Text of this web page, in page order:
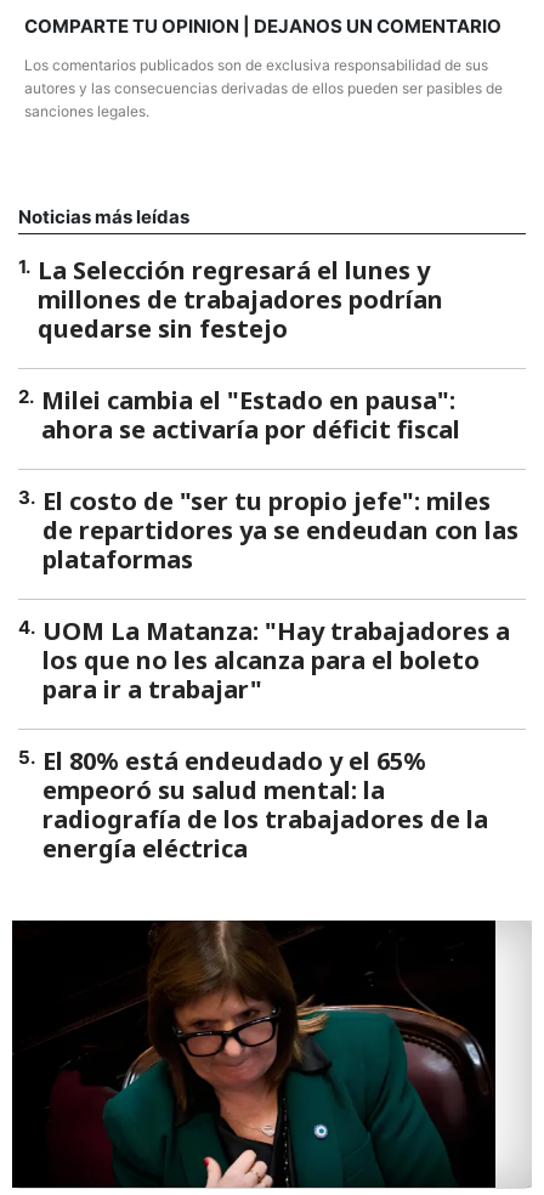
COMPARTE TU OPINION | DEJANOS UN COMENTARIO
Los comentarios publicados son de exclusiva responsabilidad de sus
autores y las consecuencias derivadas de ellos pueden ser pasibles de
sanciones legales.
Noticias más leídas
1. La Selección regresará el lunes y
millones de trabajadores podrían
quedarse sin festejo
2. Milei cambia el "Estado en pausa":
ahora se activaría por déficit fiscal
3. El costo de "ser tu propio jefe": miles
de repartidores ya se endeudan con las
plataformas
4. UOM La Matanza: "Hay trabajadores a
los que no les alcanza para el boleto
para ir a trabajar"
5. El 80% está endeudado y el 65%
empeoró su salud mental: la
radiografía de los trabajadores de la
energía eléctrica